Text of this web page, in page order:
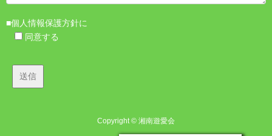
■個人情報保護方針に
同意する
Copyright © 湘南遊愛会